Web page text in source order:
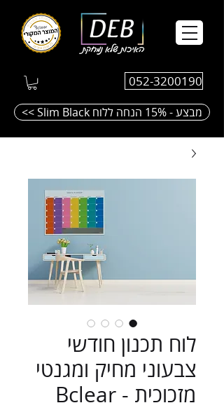
052-3200190
<< Slim Black מבצע - 15% הנחה ללוח
לוח תכנון חודשי
צבעוני מחיק ומגנטי
מזכוכית - Bclear